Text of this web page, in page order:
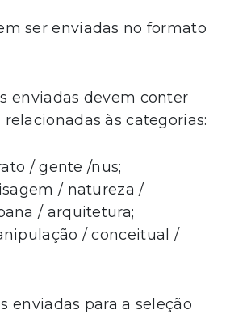
ser enviadas no formato
enviadas devem conter
às categorias:
/ gente /nus;
/ natureza /
/ arquitetura;
/ conceitual /
enviadas para a seleção